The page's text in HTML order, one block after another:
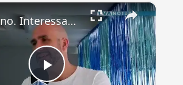
×
Adrano. Interessante incontro al liceo “Verga” con il prof. Fabio Gamberini. Studenti del Linguistic